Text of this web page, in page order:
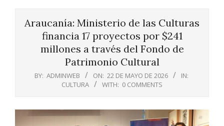
Araucanía: Ministerio de las Culturas
financia 17 proyectos por $241
millones a través del Fondo de
Patrimonio Cultural
BY: ADMINWEB ON: 22 DE MAYO DE 2026
IN:
CULTURA
WITH: 0 COMMENTS